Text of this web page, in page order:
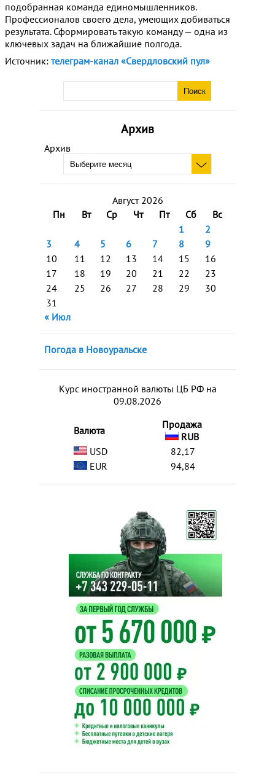
Архив
Архив
Август 2026
Пн
Вт Ср Чт Пт Сб
Вс
1
2
3
4 5 6 7 8
9
10
11 12 13 14 15
16
17
18 19 20 21 22
23
24
25 26 27 28 29
30
31
« Июл
Погода в Новоуральске
Курс иностранной валюты ЦБ РФ на
09.08.2026
Валюта
Продажа
RUB
USD
82,17
EUR
94,84
подобранная команда единомышленников.
Профессионалов своего дела, умеющих добиваться
результата. Сформировать такую команду — одна из
ключевых задач на ближайшие полгода.
Источник: телеграм-канал «Свердловский пул»